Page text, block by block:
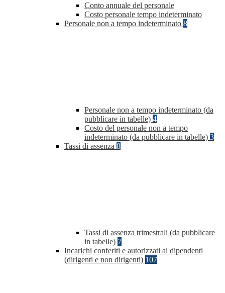
Conto annuale del personale
Costo personale tempo indeterminato
Personale non a tempo indeterminato 8
Personale non a tempo indeterminato (da
pubblicare in tabelle) 4
Costo del personale non a tempo
indeterminato (da pubblicare in tabelle) 3
Tassi di assenza 8
Tassi di assenza trimestrali (da pubblicare
in tabelle) 7
Incarichi conferiti e autorizzati ai dipendenti
(dirigenti e non dirigenti) 107